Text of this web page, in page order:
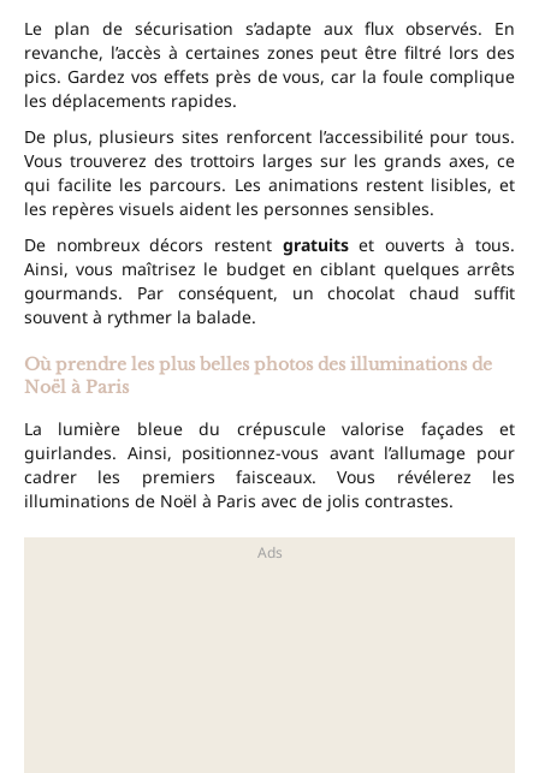
Le plan de sécurisation s’adapte aux flux observés. En
revanche, l’accès à certaines zones peut être filtré lors des
pics. Gardez vos effets près de vous, car la foule complique
les déplacements rapides.
De plus, plusieurs sites renforcent l’accessibilité pour tous.
Vous trouverez des trottoirs larges sur les grands axes, ce
qui facilite les parcours. Les animations restent lisibles, et
les repères visuels aident les personnes sensibles.
De nombreux décors restent gratuitset ouverts à tous.
Ainsi, vous maîtrisez le budget en ciblant quelques arrêts
gourmands. Par conséquent, un chocolat chaud suffit
souvent à rythmer la balade.
Où prendre les plus belles photos des illuminations de
Noël à Paris
La lumière bleue du crépuscule valorise façades et
guirlandes. Ainsi, positionnez-vous avant l’allumage pour
cadrer les premiers faisceaux. Vous révélerez les
illuminations de Noël à Paris avec de jolis contrastes.